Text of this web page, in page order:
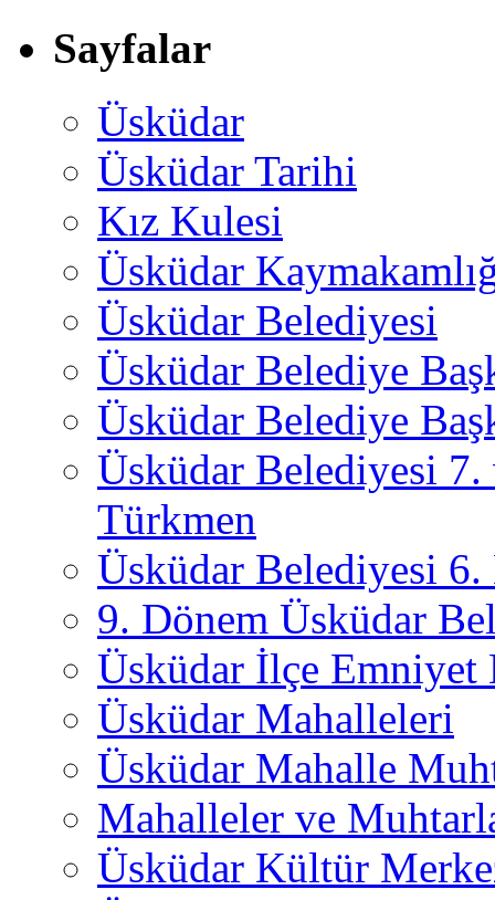
Sayfalar
Üsküdar
Üsküdar Tarihi
Kız Kulesi
Üsküdar
Üsküdar Belediyesi
Üsküdar Belediye
Üsküdar Belediye
Üsküdar Belediyesi
Türkmen
Üsküdar Belediyesi 6.
9. Dönem Üsküdar
Üsküdar İlçe
Üsküdar Mahalleleri
Üsküdar Mahalle
Mahalleler ve
Üsküdar Kültür